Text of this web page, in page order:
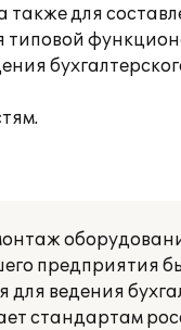
также для
типовой
предприятия
ведения
стандартам